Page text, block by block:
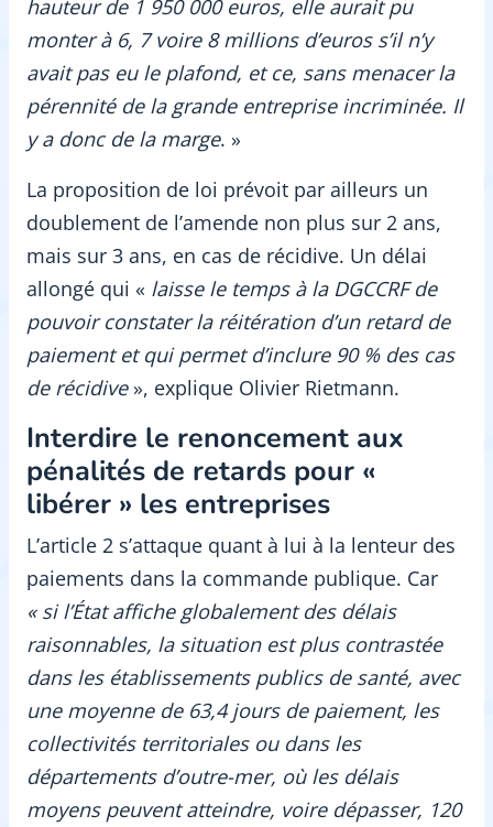
hauteur de 1 950 000 euros, elle aurait pu
monter à 6, 7 voire 8 millions d’euros s’il n’y
avait pas eu le plafond, et ce, sans menacer la
pérennité de la grande entreprise incriminée. Il
y a donc de la marge. »
La proposition de loi prévoit par ailleurs un
doublement de l’amende non plus sur 2 ans,
mais sur 3 ans, en cas de récidive. Un délai
allongé qui « laisse le temps à la DGCCRF de
pouvoir constater la réitération d’un retard de
paiement et qui permet d’inclure 90 % des cas
de récidive», explique Olivier Rietmann.
Interdire le renoncement aux
pénalités de retards pour «
libérer » les entreprises
L’article 2 s’attaque quant à lui à la lenteur des
paiements dans la commande publique. Car
« si l’État affiche globalement des délais
raisonnables, la situation est plus contrastée
dans les établissements publics de santé, avec
une moyenne de 63,4 jours de paiement, les
collectivités territoriales ou dans les
départements d’outre-mer, où les délais
moyens peuvent atteindre, voire dépasser, 120